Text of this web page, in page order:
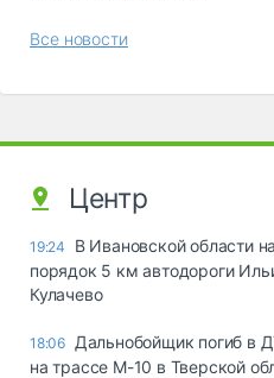
Все новости
Центр
19:24
В Ивановской области
порядок 5 км автодороги
Кулачево
18:06 Дальнобойщик погиб в
на трассе М-10 в Тверской